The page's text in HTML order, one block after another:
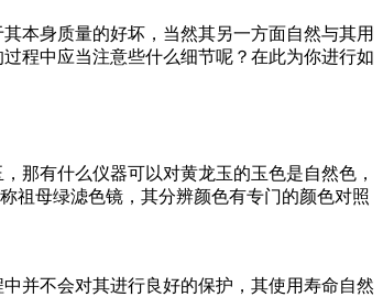
本身质量的好坏，当然其另一方面自然与其用
程中应当注意些什么细节呢？在此为你进行如
那有什么仪器可以对黄龙玉的玉色是自然色，
祖母绿滤色镜，其分辨颜色有专门的颜色对照
并不会对其进行良好的保护，其使用寿命自然